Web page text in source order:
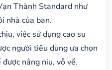
Thành Standard như
nhà của bạn.
việc sử dụng cao su
người tiêu dùng ưa chọn
nâng niu, vỗ về.